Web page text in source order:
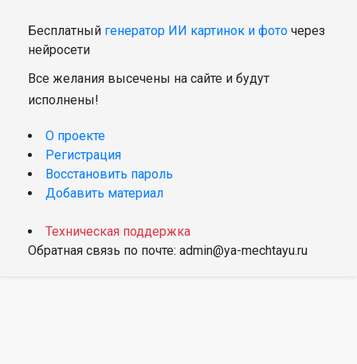
Бесплатный генератор ИИ картинок и фото через
нейросети
Все желания высечены на сайте и будут
исполнены!
О проекте
Регистрация
Восстановить пароль
Добавить материал
Техническая поддержка
Обратная связь по почте: admin@ya-mechtayu.ru